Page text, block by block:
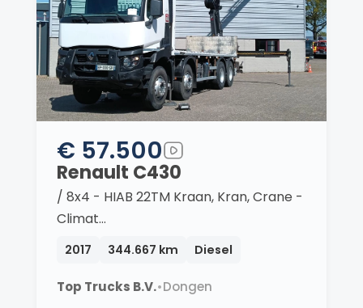
Renault C430
€ 57.500
/ 8x4 - HIAB 22TM Kraan, Kran, Crane -
Climat…
2017 344.667 km Diesel
Top Trucks B.V.•Dongen